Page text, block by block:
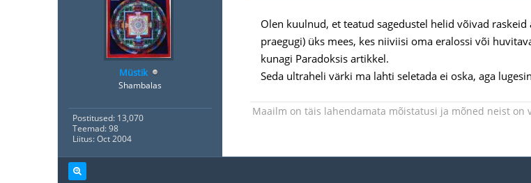
Müstik
Shambalas
Postitused: 13,070
Teemad: 98
Liitus: Oct 2004
Olen kuulnud, et teatud sagedustel helid võivad
praegugi) üks mees, kes niiviisi oma eralossi või
kunagi Paradoksis artikkel.
Seda ultraheli värki ma lahti seletada ei oska, aga
Maailm on täis lahendamata mõistatusi ja mõned neist on